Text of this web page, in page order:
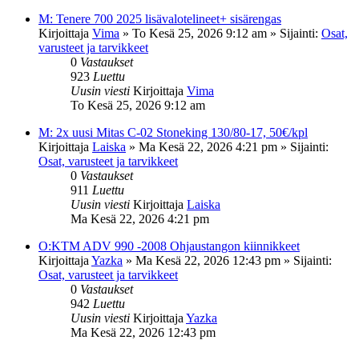
M: Tenere 700 2025 lisävalotelineet+ sisärengas
Kirjoittaja Vima » To Kesä 25, 2026 9:12 am » Sijainti: Osat,
varusteet ja tarvikkeet
0 Vastaukset
923 Luettu
Uusin viesti Kirjoittaja Vima
To Kesä 25, 2026 9:12 am
M: 2x uusi Mitas C-02 Stoneking 130/80-17, 50€/kpl
Kirjoittaja Laiska » Ma Kesä 22, 2026 4:21 pm » Sijainti:
Osat, varusteet ja tarvikkeet
0 Vastaukset
911 Luettu
Uusin viesti Kirjoittaja Laiska
Ma Kesä 22, 2026 4:21 pm
O:KTM ADV 990 -2008 Ohjaustangon kiinnikkeet
Kirjoittaja Yazka » Ma Kesä 22, 2026 12:43 pm » Sijainti:
Osat, varusteet ja tarvikkeet
0 Vastaukset
942 Luettu
Uusin viesti Kirjoittaja Yazka
Ma Kesä 22, 2026 12:43 pm